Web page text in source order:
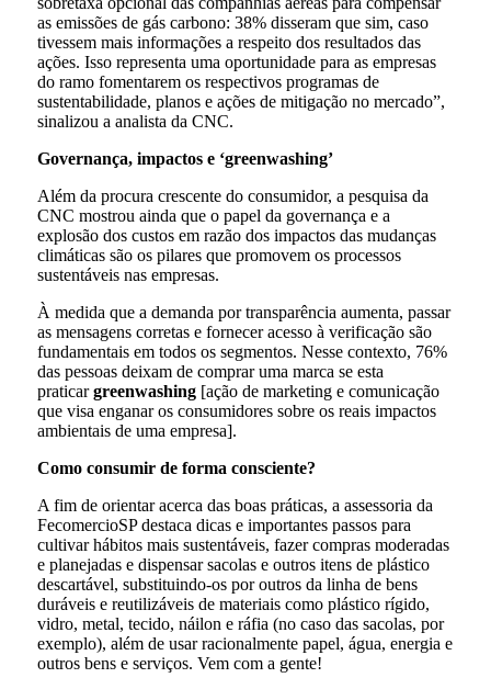
as emissões de gás carbono: 38% disseram que sim, caso
tivessem mais informações a respeito dos resultados das
ações. Isso representa uma oportunidade para as empresas
do ramo fomentarem os respectivos programas de
sustentabilidade, planos e ações de mitigação no mercado”,
sinalizou a analista da CNC.
Governança, impactos e ‘greenwashing’
Além da procura crescente do consumidor, a pesquisa da
CNC mostrou ainda que o papel da governança e a
explosão dos custos em razão dos impactos das mudanças
climáticas são os pilares que promovem os processos
sustentáveis nas empresas.
À medida que a demanda por transparência aumenta, passar
as mensagens corretas e fornecer acesso à verificação são
fundamentais em todos os segmentos. Nesse contexto, 76%
das pessoas deixam de comprar uma marca se esta
praticargreenwashing [ação de marketing e comunicação
que visa enganar os consumidores sobre os reais impactos
ambientais de uma empresa].
Como consumir de forma consciente?
A fim de orientar acerca das boas práticas, a assessoria da
FecomercioSP destaca dicas e importantes passos para
cultivar hábitos mais sustentáveis, fazer compras moderadas
e planejadas e dispensar sacolas e outros itens de plástico
descartável, substituindo-os por outros da linha de bens
duráveis e reutilizáveis de materiais como plástico rígido,
vidro, metal, tecido, náilon e ráfia (no caso das sacolas, por
exemplo), além de usar racionalmente papel, água, energia e
outros bens e serviços. Vem com a gente!